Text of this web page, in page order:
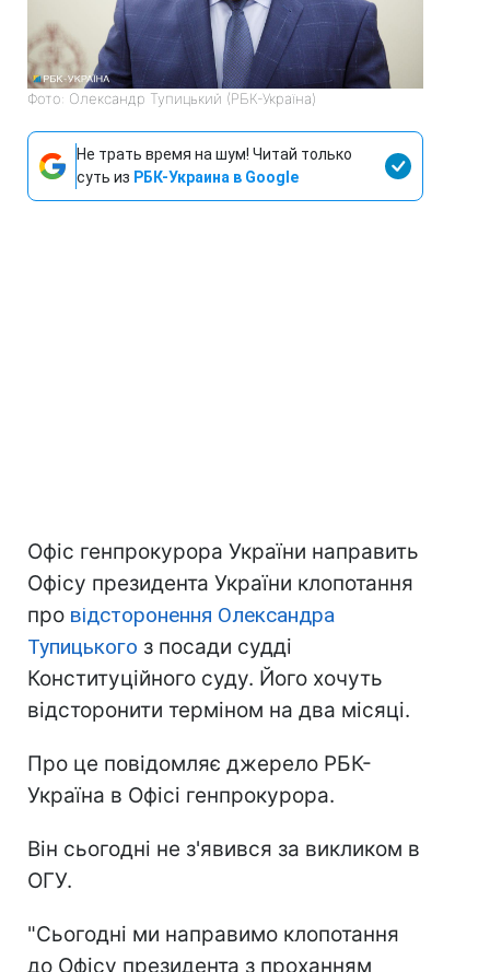
Фото: Олександр Тупицький (РБК-Україна)
Не трать время на шум! Читай только
суть из РБК-Украина в Google
Офіс генпрокурора України направить
Офісу президента України клопотання
про відсторонення Олександра
Тупицького з посади судді
Конституційного суду. Його хочуть
відсторонити терміном на два місяці.
Про це повідомляє джерело РБК-
Україна в Офісі генпрокурора.
Він сьогодні не з'явився за викликом в
ОГУ.
"Сьогодні ми направимо клопотання
до Офісу президента з проханням